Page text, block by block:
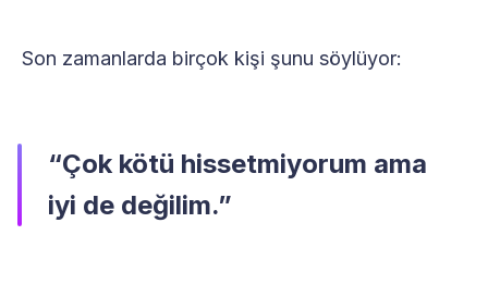
Son zamanlarda birçok kişi şunu söylüyor:
“Çok kötü hissetmiyorum ama
iyi de değilim.”